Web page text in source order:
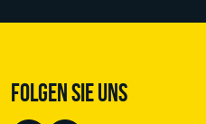
FOLGEN SIE UNS